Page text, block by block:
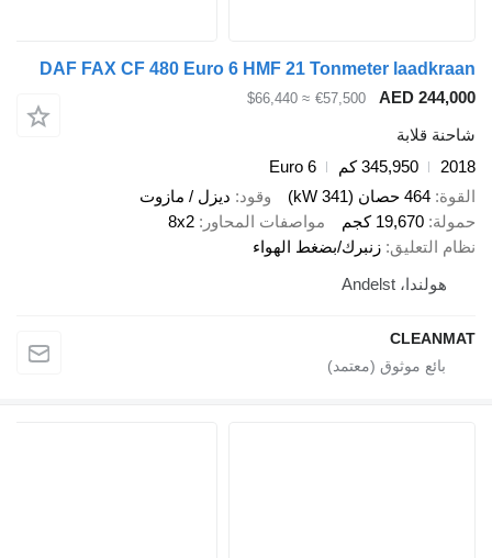
DAF FAX CF 480 Euro 6 HMF 21 Tonmeter
AED
€57,500
≈ $66,440
قلابة
345,950 كم
Euro 6
464 حصان (341 kW) وقود
ديزل / مازوت
19,670 كجم مواصفات المحاور 8x2
التعليق زنبرك/بضغط الهواء
هولندا، Andelst